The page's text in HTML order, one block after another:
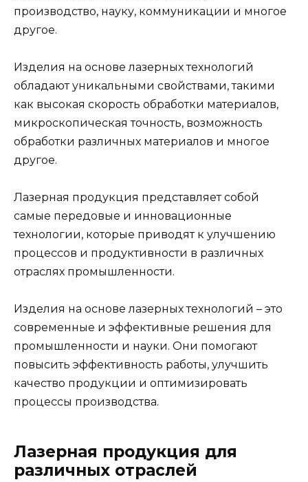
производство, науку, коммуникации и многое
другое.
Изделия на основе лазерных технологий
обладают уникальными свойствами, такими
как высокая скорость обработки материалов,
микроскопическая точность, возможность
обработки различных материалов и многое
другое.
Лазерная продукция представляет собой
самые передовые и инновационные
технологии, которые приводят к улучшению
процессов и продуктивности в различных
отраслях промышленности.
Изделия на основе лазерных технологий – это
современные и эффективные решения для
промышленности и науки. Они помогают
повысить эффективность работы, улучшить
качество продукции и оптимизировать
процессы производства.
Лазерная продукция для
различных отраслей